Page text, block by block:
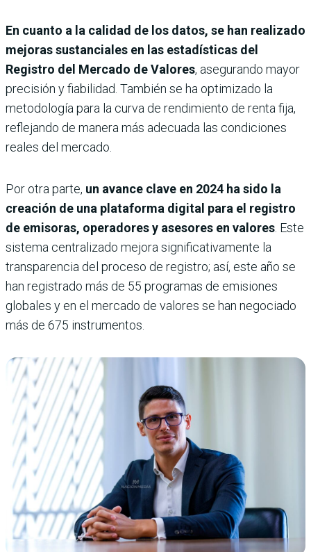
En cuanto a la calidad de los datos, se han realizado
mejoras sustanciales en las estadísticas del
Registro del Mercado de Valores, asegurando mayor
precisión y fiabilidad. También se ha optimizado la
metodología para la curva de rendimiento de renta fija,
reflejando de manera más adecuada las condiciones
reales del mercado.
Por otra parte, un avance clave en 2024 ha sido la
creación de una plataforma digital para el registro
de emisoras, operadores y asesores en valores . Este
sistema centralizado mejora significativamente la
transparencia del proceso de registro; así, este año se
han registrado más de 55 programas de emisiones
globales y en el mercado de valores se han negociado
más de 675 instrumentos.